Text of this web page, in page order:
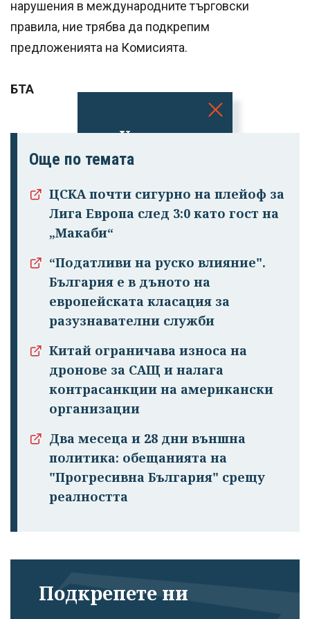
Успешно
излязохте от
нарушения в международните търговски
правила, ние трябва да подкрепим
предложенията на Комисията.
БТА
Още по темата
ЦСКА почти сигурно на плейоф за
Лига Европа след 3:0 като гост на
„Макаби“
“Податливи на руско влияние".
България е в дъното на
европейската класация за
разузнавателни служби
Китай ограничава износа на
дронове за САЩ и налага
контрасанкции на американски
организации
Два месеца и 28 дни външна
политика: обещанията на
"Прогресивна България" срещу
реалността
Подкрепете ни